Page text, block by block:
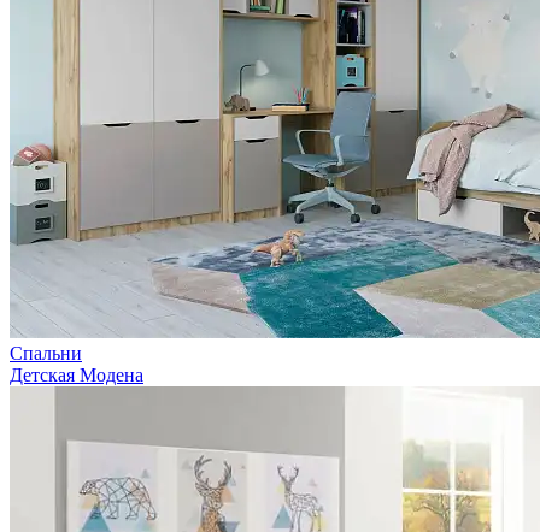
Спальни
Детская Модена